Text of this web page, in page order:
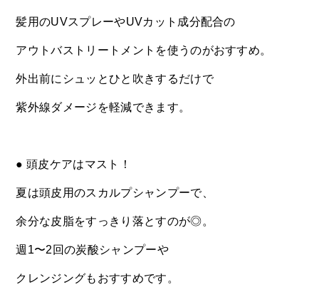
髪用のUVスプレーやUVカット成分配合の
アウトバストリートメントを使うのがおすすめ。
外出前にシュッとひと吹きするだけで
紫外線ダメージを軽減できます。
● 頭皮ケアはマスト！
夏は頭皮用のスカルプシャンプーで、
余分な皮脂をすっきり落とすのが◎。
週1〜2回の炭酸シャンプーや
クレンジングもおすすめです。